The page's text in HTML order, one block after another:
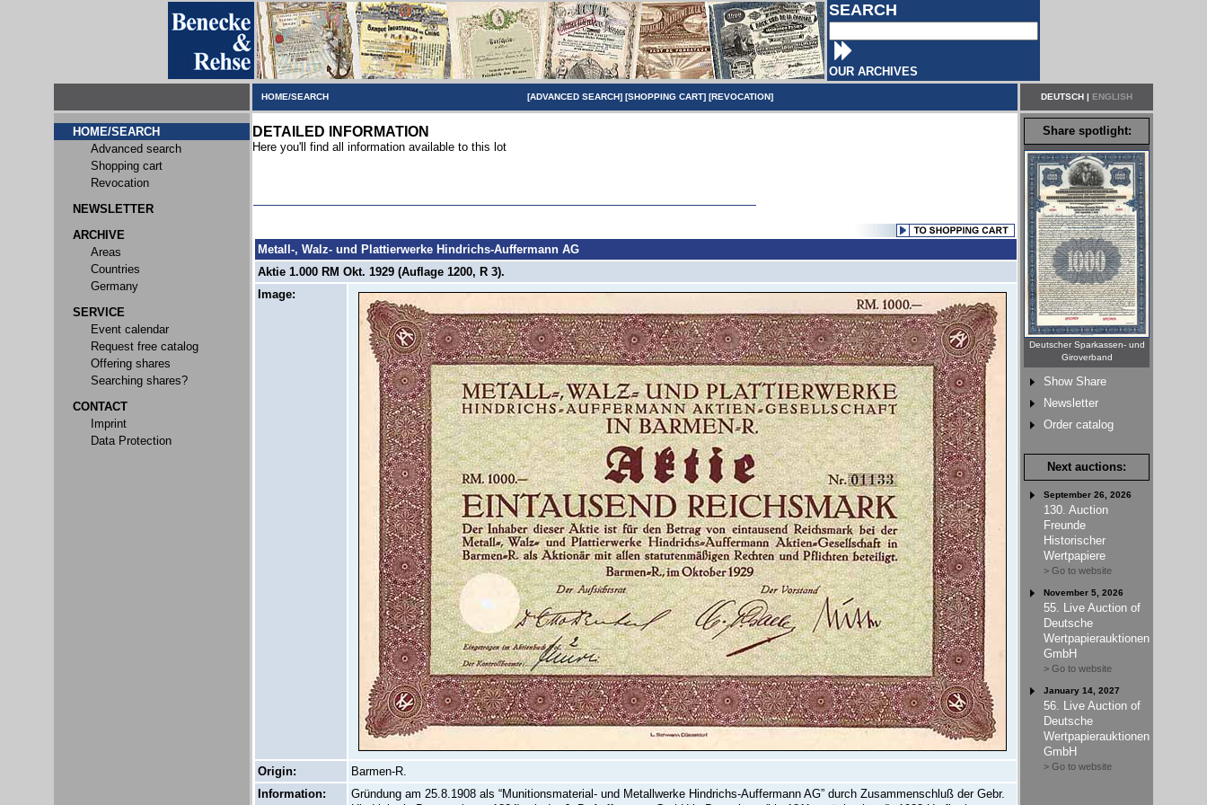
SEARCH
OUR ARCHIVES
HOME/SEARCH [ADVANCED SEARCH] [SHOPPING CART] [REVOCATION] DEUTSCH | ENGLISH
HOME/SEARCH
Advanced search
Shopping cart
Revocation
NEWSLETTER
ARCHIVE
Areas
Countries
Germany
SERVICE
Event calendar
Request free catalog
Offering shares
Searching shares?
CONTACT
Imprint
Data Protection
DETAILED INFORMATION
Here you'll find all information available to this lot
Metall-, Walz- und Plattierwerke Hindrichs-Auffermann AG
Aktie 1.000 RM Okt. 1929 (Auflage 1200, R 3).
Image:
Origin:
Barmen-R.
Information:
Gründung am 25.8.1908 als “Munitionsmaterial- und Metallwerke Hindrichs-Auffermann AG” durch Zusammenschluß der Gebr.
Share spotlight:
Deutscher Sparkassen- und
Giroverband
Show Share
Newsletter
Order catalog
Next auctions:
September 26, 2026
130. Auction
Freunde
Historischer
Wertpapiere
> Go to website
November 5, 2026
55. Live Auction of
Deutsche
Wertpapierauktionen
GmbH
> Go to website
January 14, 2027
56. Live Auction of
Deutsche
Wertpapierauktionen
GmbH
> Go to website